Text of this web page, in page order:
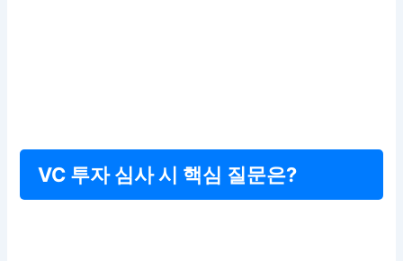
VC 투자 심사 시 핵심 질문은?